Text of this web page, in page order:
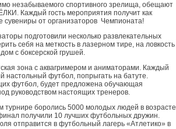
незабываемого спортивного зрелища, обещают
Каждый гость мероприятия получит как
сувениры от организаторов Чемпионата!
подготовили несколько развлекательных
себя на меткость в лазерном тире, на ловкость
с боксерской грушей.
зона с аквагримером и аниматорами. Каждый
настольный футбол, попрыгать на батуте.
футбол, будет предложена обучающая
руководством настоящих тренеров.
турнире боролись 5000 молодых людей в возрасте
получили 10 лучших футбольных дружин.
отправится в футбольный лагерь «Атлетико» в